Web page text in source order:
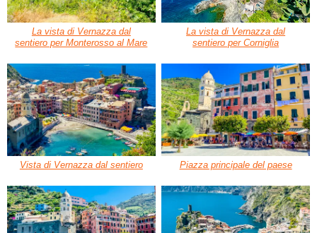
La vista di Vernazza dal
sentiero per Monterosso al Mare
La vista di Vernazza dal
sentiero per Corniglia
Vista di Vernazza dal sentiero Piazza principale del paese